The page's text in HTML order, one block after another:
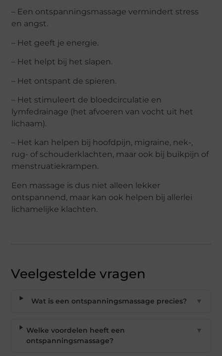
– Een ontspanningsmassage vermindert stress
en angst.
– Het geeft je energie.
– Het helpt bij het slapen.
– Het ontspant de spieren.
– Het stimuleert de bloedcirculatie en
lymfedrainage (het afvoeren van vocht uit het
lichaam).
– Het kan helpen bij hoofdpijn, migraine, nek-,
rug- of schouderklachten, maar ook bij buikpijn of
menstruatiekrampen.
Een massage is dus niet alleen lekker
ontspannend, maar kan ook helpen bij allerlei
lichamelijke klachten.
Veelgestelde vragen
Wat is een ontspanningsmassage precies? ▼
Welke voordelen heeft een
ontspanningsmassage?
▼